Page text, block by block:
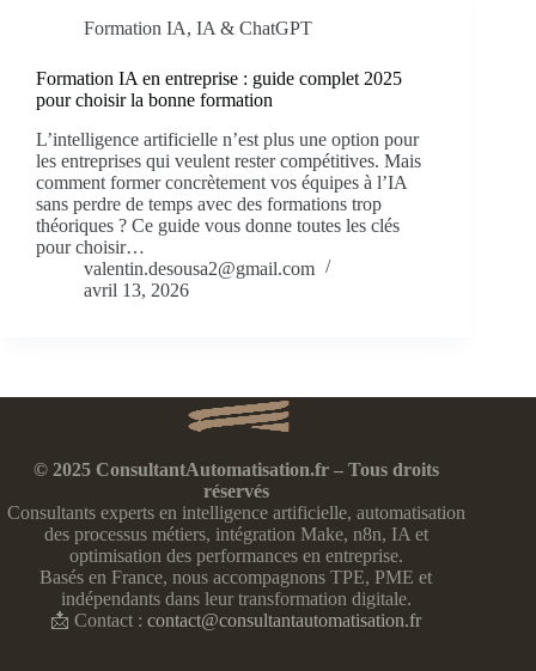
Formation IA, IA & ChatGPT
Formation IA en entreprise : guide complet 2025
pour choisir la bonne formation
L’intelligence artificielle n’est plus une option pour
les entreprises qui veulent rester compétitives. Mais
comment former concrètement vos équipes à l’IA
sans perdre de temps avec des formations trop
théoriques ? Ce guide vous donne toutes les clés
pour choisir…
valentin.desousa2@gmail.com
avril 13, 2026
© 2025 ConsultantAutomatisation.fr – Tous droits
réservés
Consultants experts en intelligence artificielle, automatisation
des processus métiers, intégration Make, n8n, IA et
optimisation des performances en entreprise.
Basés en France, nous accompagnons TPE, PME et
indépendants dans leur transformation digitale.
📩 Contact :contact@consultantautomatisation.fr